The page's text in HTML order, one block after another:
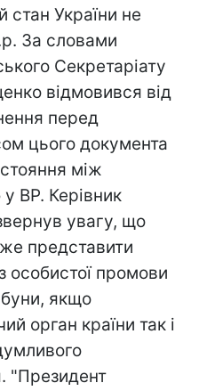
стан України не
За словами
Секретаріату
відмовився від
перед
цього документа
між
у ВР. Керівник
увагу, що
представити
особистої промови
якщо
орган країни так і
"Президент